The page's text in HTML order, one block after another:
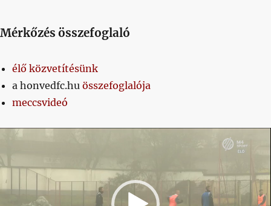
Mérkőzés összefoglaló
élő közvetítésünk
a honvedfc.hu összefoglalója
meccsvideó
Videólejátszó